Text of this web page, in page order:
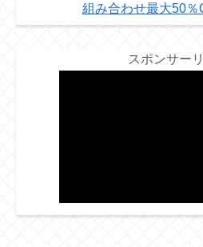
組み合わせ最大50％
スポンサー